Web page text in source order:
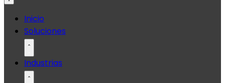
contenido
Inicio
Soluciones
Industrias